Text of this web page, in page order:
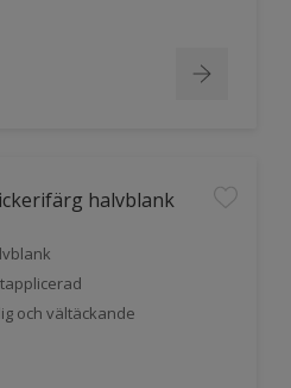
halvblank
och vältäckande